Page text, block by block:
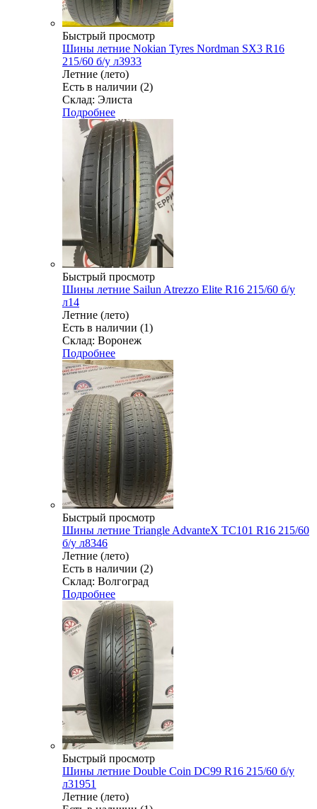
Быстрый просмотр
Шины летние Nokian Tyres Nordman SX3 R16
215/60 б/у л3933
Летние (лето)
Есть в наличии (2)
Склад: Элиста
Подробнее
Быстрый просмотр
Шины летние Sailun Atrezzo Elite R16 215/60 б/у
л14
Летние (лето)
Есть в наличии (1)
Склад: Воронеж
Подробнее
Быстрый просмотр
Шины летние Triangle AdvanteX TC101 R16 215/60
б/у л8346
Летние (лето)
Есть в наличии (2)
Склад: Волгоград
Подробнее
Быстрый просмотр
Шины летние Double Coin DC99 R16 215/60 б/у
л31951
Летние (лето)